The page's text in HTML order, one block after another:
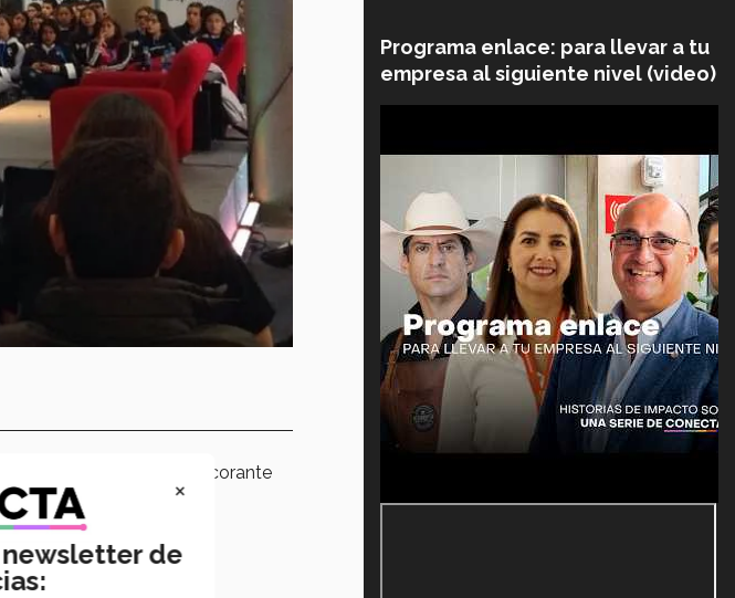
es el único edulcorante
para diabéticos”.
Programa enlace: para llevar a tu
empresa al siguiente nivel (video)
×
de